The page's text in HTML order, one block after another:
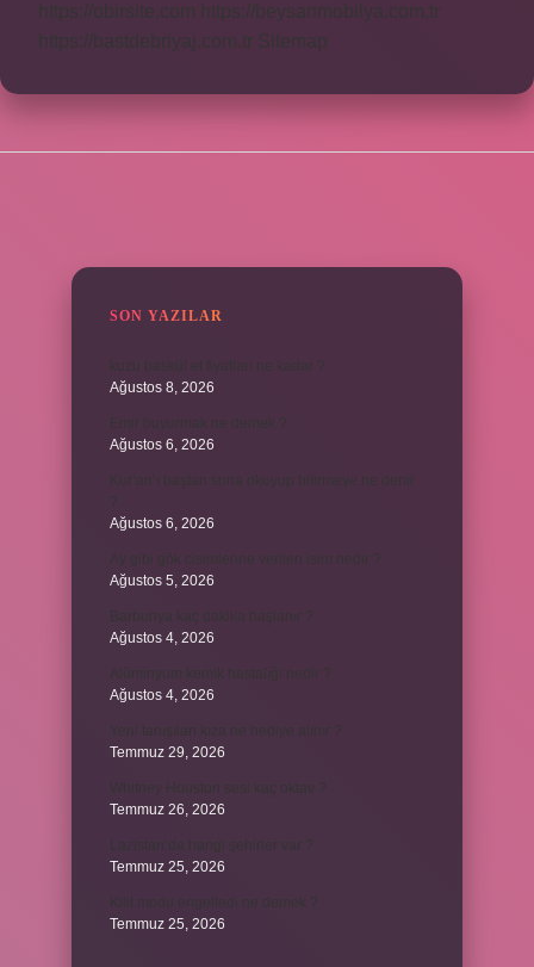
https://obirsite.com
https://beysanmobilya.com.tr
https://bastdebriyaj.com.tr Sitemap
SON YAZILAR
Ağustos 8, 2026
Ağustos 6, 2026
Ağustos 6, 2026
Ağustos 5, 2026
Ağustos 4, 2026
Ağustos 4, 2026
Temmuz 29, 2026
Temmuz 26, 2026
Temmuz 25, 2026
Temmuz 25, 2026